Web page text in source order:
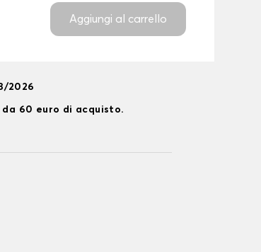
Aggiungi al carrello
2026
60 euro di acquisto.